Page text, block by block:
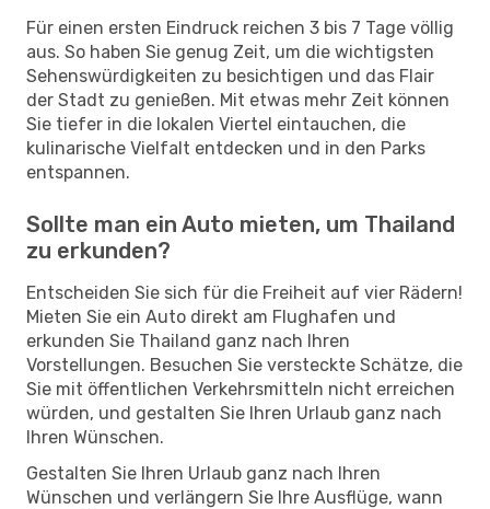
Für einen ersten Eindruck reichen 3 bis 7 Tage völlig
aus. So haben Sie genug Zeit, um die wichtigsten
Sehenswürdigkeiten zu besichtigen und das Flair
der Stadt zu genießen. Mit etwas mehr Zeit können
Sie tiefer in die lokalen Viertel eintauchen, die
kulinarische Vielfalt entdecken und in den Parks
entspannen.
Sollte man ein Auto mieten, um Thailand
zu erkunden?
Entscheiden Sie sich für die Freiheit auf vier Rädern!
Mieten Sie ein Auto direkt am Flughafen und
erkunden Sie Thailand ganz nach Ihren
Vorstellungen. Besuchen Sie versteckte Schätze, die
Sie mit öffentlichen Verkehrsmitteln nicht erreichen
würden, und gestalten Sie Ihren Urlaub ganz nach
Ihren Wünschen.
Gestalten Sie Ihren Urlaub ganz nach Ihren
Wünschen und verlängern Sie Ihre Ausflüge, wann